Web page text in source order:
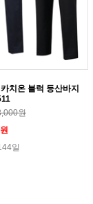
치온 블럭 등산바지
원
일